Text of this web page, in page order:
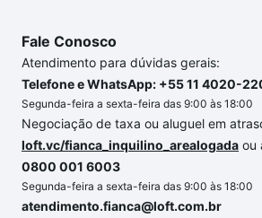
Fale Conosco
Atendimento para dúvidas gerais:
Telefone e WhatsApp: +55 11 4020-
Segunda-feira a sexta-feira das 9:00 às 18:00
Negociação de taxa ou aluguel em
loft.vc/fianca_inquilino_arealogada ou
0800 001 6003
Segunda-feira a sexta-feira das 9:00 às 18:00
atendimento.fianca@loft.com.br